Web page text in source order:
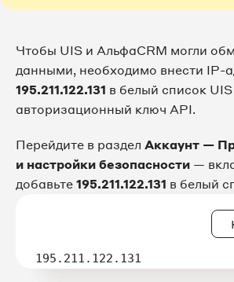
Чтобы UIS и АльфаCRM могли
данными, необходимо внести IP-
195.211.122.131 в белый список
авторизационный ключ API.
Перейдите в раздел Аккаунт —
и настройки безопасности —
добавьте 195.211.122.131 в белый
195.211.122.131